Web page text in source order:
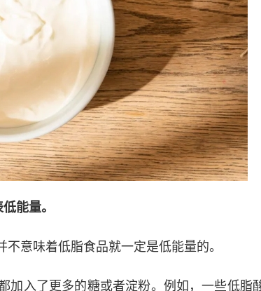
能量。
意味着低脂食品就一定是低能量的。
加入了更多的糖或者淀粉。例如，一些低脂